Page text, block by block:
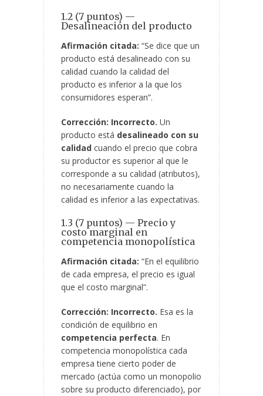
1.2 (7 puntos) —
Desalineación del producto
Afirmación citada: “Se dice que un
producto está desalineado con su
calidad cuando la calidad del
producto es inferior a la que los
consumidores esperan”.
Corrección: Incorrecto. Un
producto está desalineado con su
calidad cuando el precio que cobra
su productor es superior al que le
corresponde a su calidad (atributos),
no necesariamente cuando la
calidad es inferior a las expectativas.
1.3 (7 puntos) — Precio y
costo marginal en
competencia monopolística
Afirmación citada: “En el equilibrio
de cada empresa, el precio es igual
que el costo marginal”.
Corrección: Incorrecto. Esa es la
condición de equilibrio en
competencia perfecta. En
competencia monopolística cada
empresa tiene cierto poder de
mercado (actúa como un monopolio
sobre su producto diferenciado), por